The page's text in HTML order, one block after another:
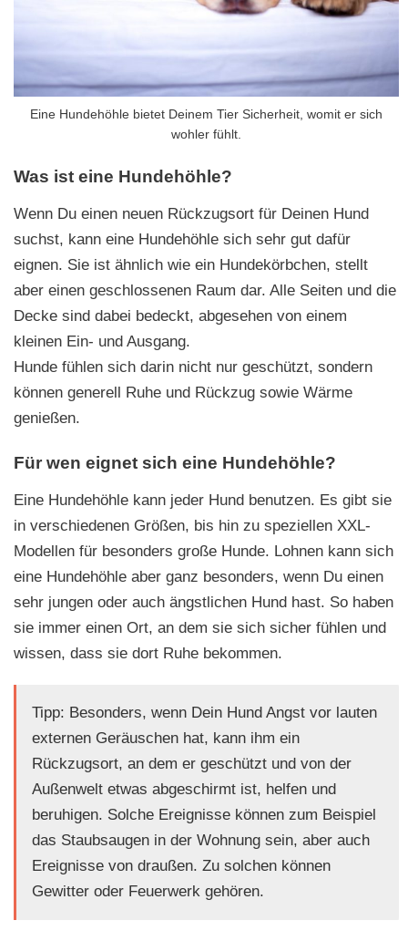
Eine Hundehöhle bietet Deinem Tier Sicherheit, womit er sich
wohler fühlt.
Was ist eine Hundehöhle?
Wenn Du einen neuen Rückzugsort für Deinen Hund
suchst, kann eine Hundehöhle sich sehr gut dafür
eignen. Sie ist ähnlich wie ein Hundekörbchen, stellt
aber einen geschlossenen Raum dar. Alle Seiten und die
Decke sind dabei bedeckt, abgesehen von einem
kleinen Ein- und Ausgang.
Hunde fühlen sich darin nicht nur geschützt, sondern
können generell Ruhe und Rückzug sowie Wärme
genießen.
Für wen eignet sich eine Hundehöhle?
Eine Hundehöhle kann jeder Hund benutzen. Es gibt sie
in verschiedenen Größen, bis hin zu speziellen XXL-
Modellen für besonders große Hunde. Lohnen kann sich
eine Hundehöhle aber ganz besonders, wenn Du einen
sehr jungen oder auch ängstlichen Hund hast. So haben
sie immer einen Ort, an dem sie sich sicher fühlen und
wissen, dass sie dort Ruhe bekommen.
Tipp: Besonders, wenn Dein Hund Angst vor lauten
externen Geräuschen hat, kann ihm ein
Rückzugsort, an dem er geschützt und von der
Außenwelt etwas abgeschirmt ist, helfen und
beruhigen. Solche Ereignisse können zum Beispiel
das Staubsaugen in der Wohnung sein, aber auch
Ereignisse von draußen. Zu solchen können
Gewitter oder Feuerwerk gehören.